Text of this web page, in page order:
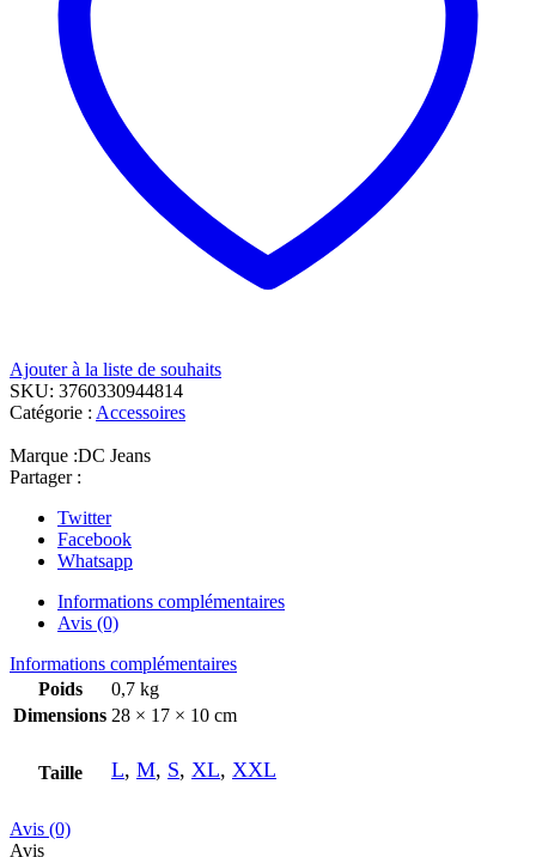
Ajouter à la liste de souhaits
SKU: 3760330944814
Catégorie : Accessoires
Marque :DC Jeans
Partager :
Twitter
Facebook
Whatsapp
Informations complémentaires
Avis (0)
Informations complémentaires
Poids
0,7 kg
Dimensions 28 × 17 × 10 cm
Taille L, M, S, XL, XXL
Avis (0)
Avis